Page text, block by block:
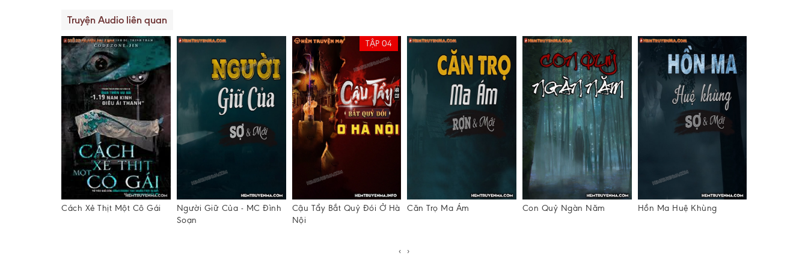
Truyện Audio liên quan
Cách Xẻ Thịt Một Cô Gái
Người Giữ Của - MC Đình
Soạn
TẬP 04
Cậu Tẩy Bắt Quỷ Đói Ở Hà
Nội
Căn Trọ Ma Ám Con Quỷ Ngàn Năm Hồn Ma Huệ Khùng
‹ ›